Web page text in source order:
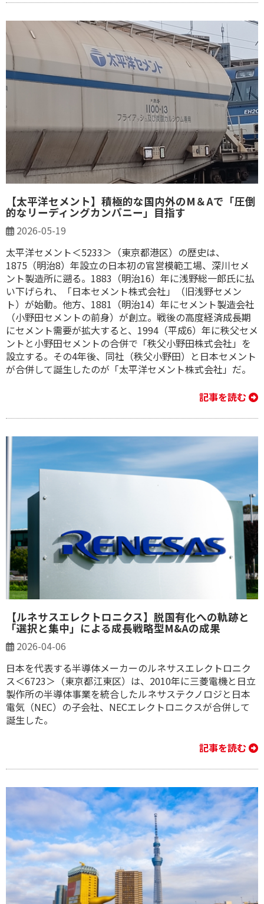
【太平洋セメント】積極的な国内外のM＆Aで「圧倒
的なリーディングカンパニー」目指す
2026-05-19
太平洋セメント＜5233＞（東京都港区）の歴史は、
1875（明治8）年設立の日本初の官営模範工場、深川セメ
ント製造所に遡る。1883（明治16）年に浅野総一郎氏に払
い下げられ、「日本セメント株式会社」（旧浅野セメン
ト）が始動。他方、1881（明治14）年にセメント製造会社
（小野田セメントの前身）が創立。戦後の高度経済成長期
にセメント需要が拡大すると、1994（平成6）年に秩父セメ
ントと小野田セメントの合併で「秩父小野田株式会社」を
設立する。その4年後、同社（秩父小野田）と日本セメント
が合併して誕生したのが「太平洋セメント株式会社」だ。
記事を読む
【ルネサスエレクトロニクス】脱国有化への軌跡と
「選択と集中」による成長戦略型M&Aの成果
2026-04-06
日本を代表する半導体メーカーのルネサスエレクトロニク
ス＜6723＞（東京都江東区）は、2010年に三菱電機と日立
製作所の半導体事業を統合したルネサステクノロジと日本
電気（NEC）の子会社、NECエレクトロニクスが合併して
誕生した。
記事を読む